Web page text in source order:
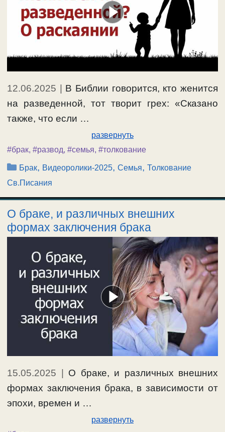
12.06.2025 | В Библии говорится, кто женится
на разведенной, тот творит грех: «Сказано
также, что если …
развернуть
#брак, #развод, #семья, #толкование
Рубрики
Брак, Видеоролики-2025,Семья,Толкование
Св.Писания
О браке, и различных внешних
формах заключения брака
15.05.2025 | О браке, и различных внешних
формах заключения брака, в зависимости от
эпохи, времен и …
развернуть